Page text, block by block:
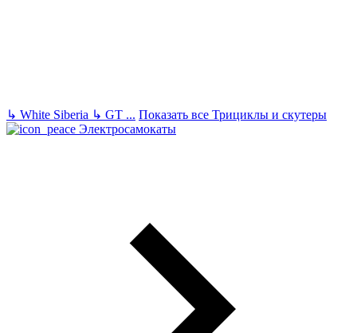
↳ White Siberia ↳ GT ... Показать все Трициклы и скутеры
Электросамокаты